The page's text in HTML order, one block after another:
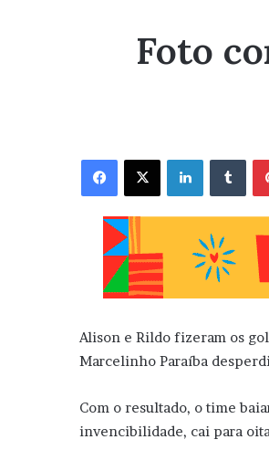
Foto
Facebook X Linkedin
Alison e Rildo fizeram os
Marcelinho Paraíba
Com o resultado, o time
invencibilidade, cai para